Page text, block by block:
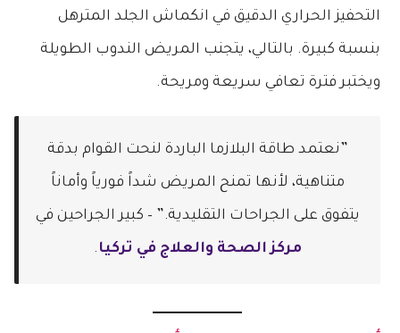
التحفيز الحراري الدقيق في انكماش الجلد المترهل
بنسبة كبيرة. بالتالي، يتجنب المريض الندوب الطويلة
ويختبر فترة تعافي سريعة ومريحة.
​”نعتمد طاقة البلازما الباردة لنحت القوام بدقة
متناهية، لأنها تمنح المريض شداً فورياً وأماناً
يتفوق على الجراحات التقليدية.” – كبير الجراحين في
مركز الصحة والعلاج في تركيا .